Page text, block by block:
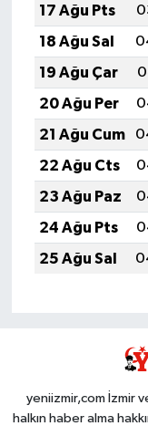
17 Ağu Pts
18 Ağu Sal
19 Ağu Çar
20 Ağu Per
21 Ağu Cum
22 Ağu Cts
23 Ağu Paz
24 Ağu Pts
25 Ağu Sal
yeniizmir,com İzmir
halkın haber alma